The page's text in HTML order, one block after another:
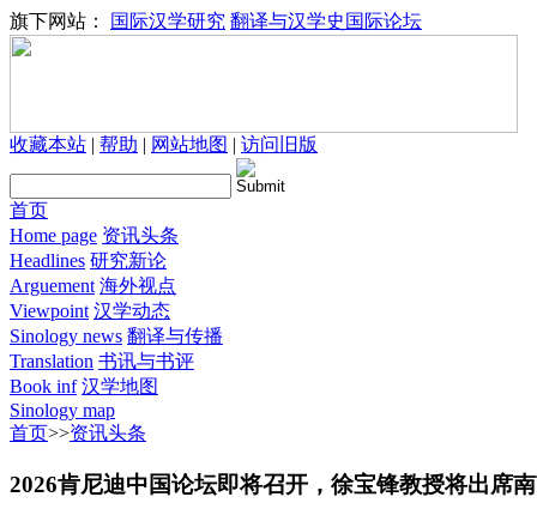
旗下网站： 国际汉学研究 翻译与汉学史国际论坛
收藏本站 | 帮助 | 网站地图 | 访问旧版
首页
Home page 资讯头条
Headlines 研究新论
Arguement 海外视点
Viewpoint 汉学动态
Sinology news 翻译与传播
Translation 书讯与书评
Book inf 汉学地图
Sinology map
首页>>资讯头条
2026肯尼迪中国论坛即将召开，徐宝锋教授将出席